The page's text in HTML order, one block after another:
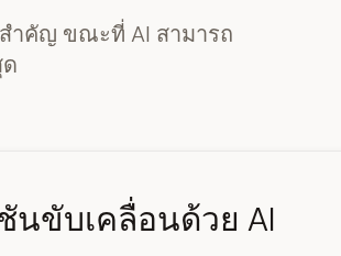
ำคัญ ขณะที่ AI สามารถ
นขับเคลื่อนด้วย AI